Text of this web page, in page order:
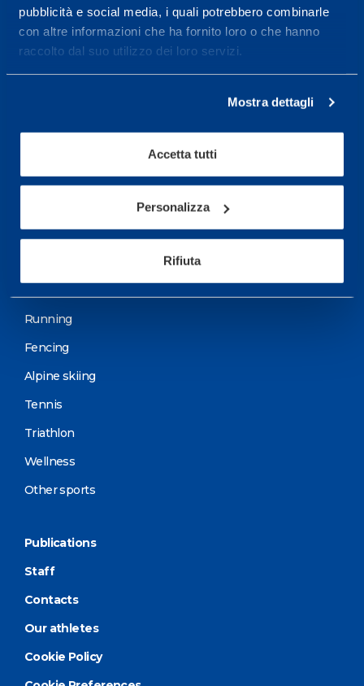
pubblicità e social media, i quali potrebbero combinarle
con altre informazioni che ha fornito loro o che hanno
raccolto dal suo utilizzo dei loro servizi.
Mostra dettagli
Accetta tutti
Personalizza
Rifiuta
Services
Sport
Cycling and MTB
Running
Fencing
Alpine skiing
Tennis
Triathlon
Wellness
Other sports
Publications
Staff
Contacts
Our athletes
Cookie Policy